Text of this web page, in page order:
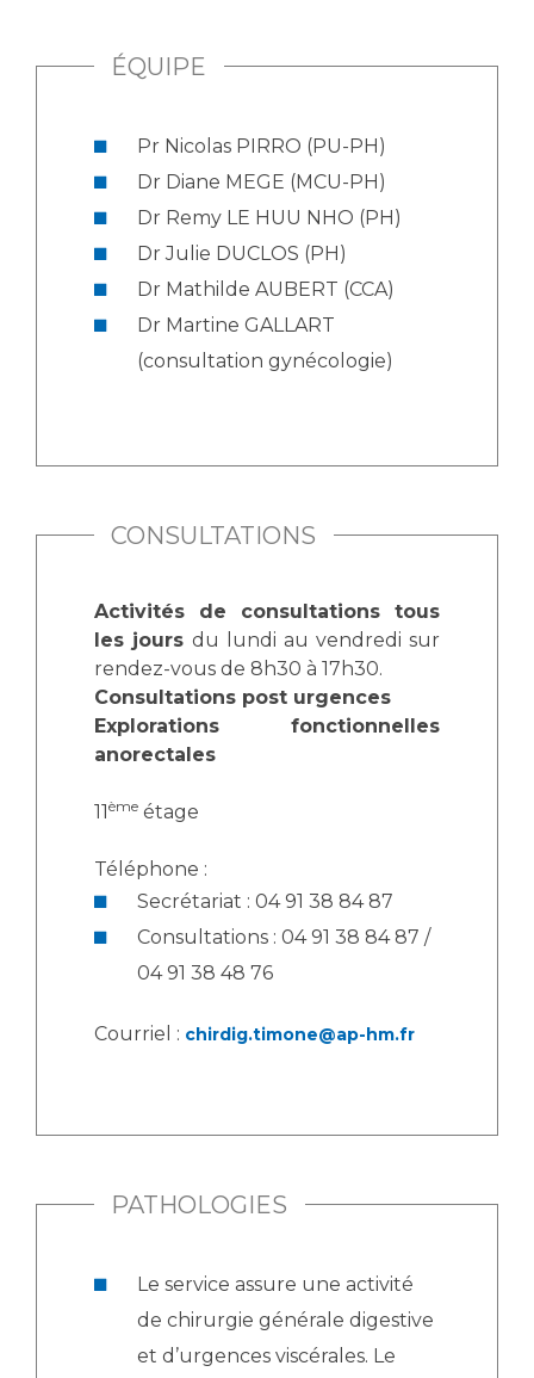
ÉQUIPE
Pr Nicolas PIRRO (PU-PH)
Dr Diane MEGE (MCU-PH)
Dr Remy LE HUU NHO (PH)
Dr Julie DUCLOS (PH)
Dr Mathilde AUBERT (CCA)
Dr Martine GALLART
(consultation gynécologie)
CONSULTATIONS
Activités de consultations tous
les jours du lundi au vendredi sur
rendez-vous de 8h30 à 17h30.
Consultations post urgences
Explorations fonctionnelles
anorectales
11ème étage
Téléphone :
Secrétariat : 04 91 38 84 87
Consultations : 04 91 38 84 87 /
04 91 38 48 76
Courriel : chirdig.timone@ap-hm.fr
PATHOLOGIES
Le service assure une activité
de chirurgie générale digestive
et d’urgences viscérales. Le